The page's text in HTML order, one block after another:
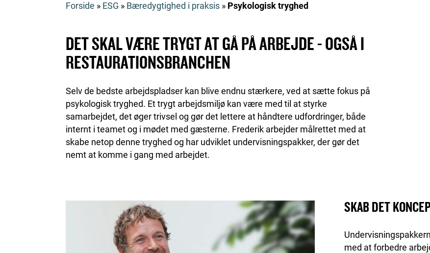
Forside » ESG » Bæredygtighed i praksis » Psykologisk tryghed
DET SKAL VÆRE TRYGT AT GÅ PÅ ARBEJDE - OGSÅ I
RESTAURATIONSBRANCHEN
Selv de bedste arbejdspladser kan blive endnu stærkere, ved at sætte fokus på
psykologisk tryghed. Et trygt arbejdsmiljø kan være med til at styrke
samarbejdet, det øger trivsel og gør det lettere at håndtere udfordringer, både
internt i teamet og i mødet med gæsterne. Frederik arbejder målrettet med at
skabe netop denne tryghed og har udviklet undervisningspakker, der gør det
nemt at komme i gang med arbejdet.
SKAB DET
med at forbedre